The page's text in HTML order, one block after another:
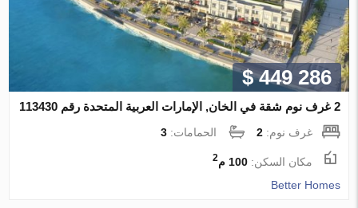
$ 449 286
2 غرف نوم شقة في الخان, الإمارات العربية المتحدة رقم 113430
غرف نوم:2 الحمامات:3
مكان السكن:100 م 2
Better Homes